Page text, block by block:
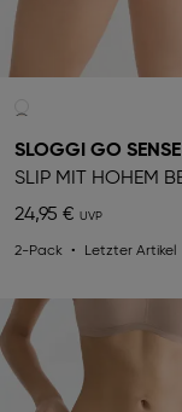
SLOGGI GO SENSE
24,95 €
2-Pack Letzter Artikel